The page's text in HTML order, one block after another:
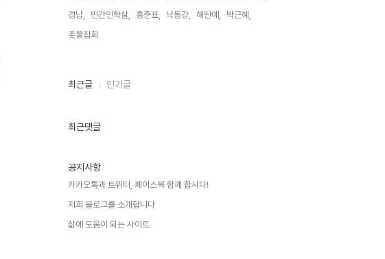
경남,
민간인학살, 홍준표, 낙동강, 해딴에,
박근혜,
촛불집회,
최
인
최근글 인기글
최근댓글
공지사항
카카오톡과 트위터, 페이스북 함께 합시다!
저희 블로그를 소개합니다
삶에 도움이 되는 사이트